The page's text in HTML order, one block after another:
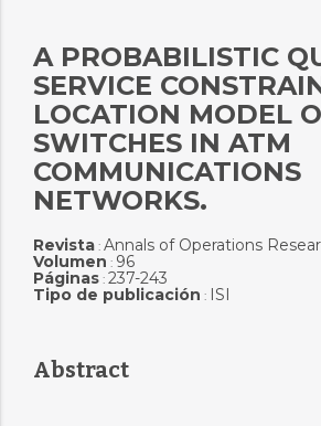
A PROBABILISTIC
SERVICE
LOCATION MODEL
SWITCHES IN ATM
COMMUNICATIONS
NETWORKS.
Revista: Annals of Operations
Volumen : 96
Páginas: 237-243
Tipo de publicación : ISI
Abstract